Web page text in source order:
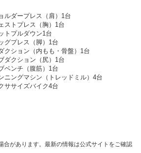
ルダープレス（肩）1台
ストプレス（胸）1台
トプルダウン1台
グプレス（脚）1台
クション（内もも・骨盤）1台
ダクション（尻）1台
ベンチ（腹筋）1台
ニングマシン（トレッドミル）4台
ササイズバイク4台
があります。最新の情報は公式サイトをご確認